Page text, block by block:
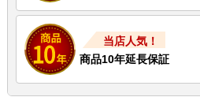
当店人気！
商品10年延長保証